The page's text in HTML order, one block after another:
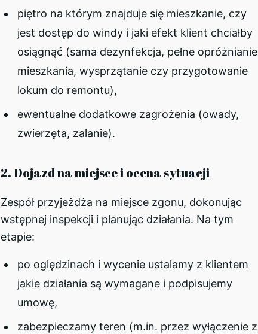
piętro na którym znajduje się mieszkanie, czy
jest dostęp do windy i jaki efekt klient chciałby
osiągnąć (sama dezynfekcja, pełne opróżnianie
mieszkania, wysprzątanie czy przygotowanie
lokum do remontu),
ewentualne dodatkowe zagrożenia (owady,
zwierzęta, zalanie).
2. Dojazd na miejsce i ocena sytuacji
Zespół przyjeżdża na miejsce zgonu, dokonując
wstępnej inspekcji i planując działania. Na tym
etapie:
po oględzinach i wycenie ustalamy z klientem
jakie działania są wymagane i podpisujemy
umowę,
zabezpieczamy teren (m.in. przez wyłączenie z